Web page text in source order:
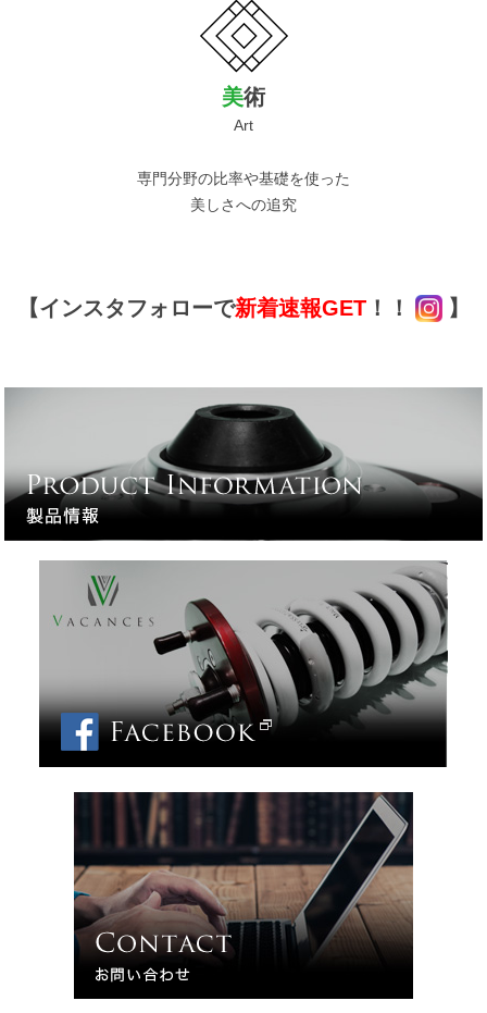
美術
Art
専門分野の比率や基礎を使った
美しさへの追究
【インスタフォローで新着速報GET ！！ 】